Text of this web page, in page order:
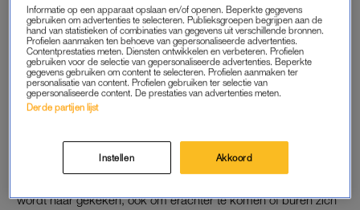
gezinsleden geen medische problemen gevonden. Een deel
van hen is in het ziekenhuis bij hun familie, de anderen zijn
opgevangen in de kantine van een sportclub om de hoek.
PROBLEMEN MET CV-KETEL
opstaan, aldus de woordvoerder. De brandweer onderzoekt
nog wat de exacte oorzaak is van de koolmonoxidevergiftiging.
wordt naar gekeken, ook om erachter te komen of buren zich
Informatie op een apparaat opslaan en/of openen. Beperkte gegevens
gebruiken om advertenties te selecteren. Publieksgroepen begrijpen aan de
hand van statistieken of combinaties van gegevens uit verschillende bronnen.
Profielen aanmaken ten behoeve van gepersonaliseerde advertenties.
Contentprestaties meten. Diensten ontwikkelen en verbeteren. Profielen
gebruiken voor de selectie van gepersonaliseerde advertenties. Beperkte
gegevens gebruiken om content te selecteren. Profielen aanmaken ter
personalisatie van content. Profielen gebruiken ter selectie van
gepersonaliseerde content. De prestaties van advertenties meten.
Derde partijen lijst
Instellen Akkoord